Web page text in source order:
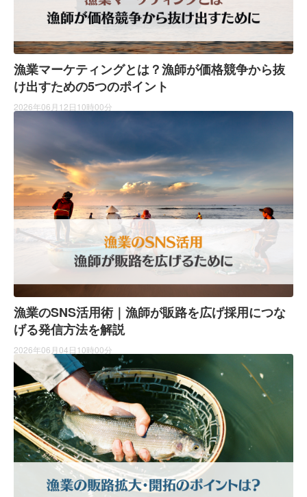
漁業マーケティングとは？漁師が価格競争から抜
け出すための5つのポイント
2026年06月12日10時00分
漁業のSNS活用術｜漁師が販路を広げ採用につな
げる発信方法を解説
2026年06月04日10時00分